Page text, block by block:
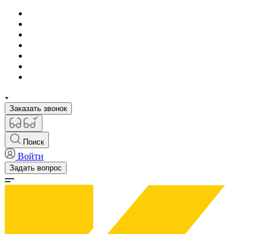
Заказать звонок
Поиск
Войти
Задать вопрос